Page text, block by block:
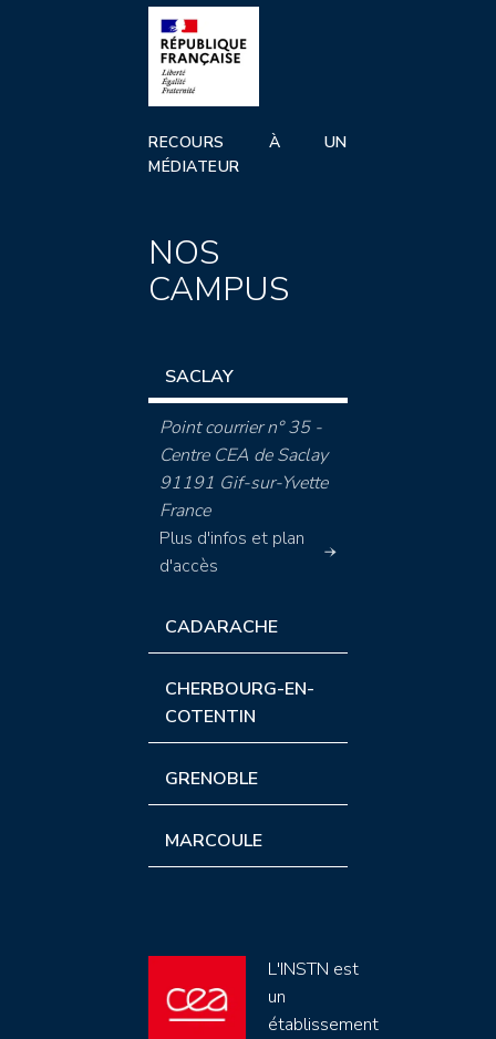
RECOURS À UN
MÉDIATEUR
NOS
CAMPUS
SACLAY
Point courrier n° 35 -
Centre CEA de Saclay
91191 Gif-sur-Yvette
France
Plus d'infos et plan
d'accès
CADARACHE
CHERBOURG-EN-
COTENTIN
GRENOBLE
MARCOULE
L'INSTN est
un
établissement